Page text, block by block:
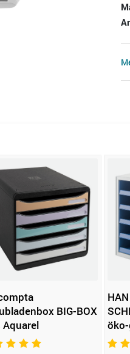
BIG-BOX
Aquarel